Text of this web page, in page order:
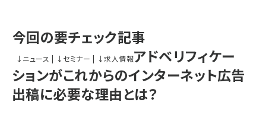
今回の要チェック記事
↓ ニュース | ↓ セミナー | ↓求人情報アドベリフィケー
ションがこれからのインターネット広告
出稿に必要な理由とは？